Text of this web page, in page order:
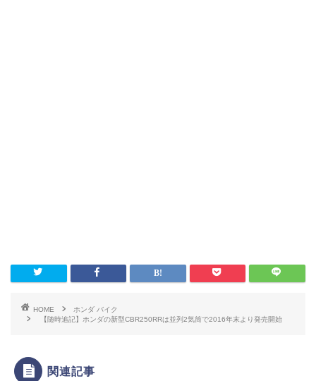
HOME
ホンダ バイク
【随時追記】ホンダの新型CBR250RRは並列2気筒で2016年末より発売開始
関連記事